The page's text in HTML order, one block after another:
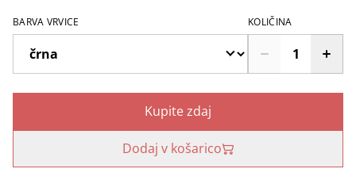
BARVA VRVICE KOLIČINA
Kupite zdaj
Dodaj v košarico